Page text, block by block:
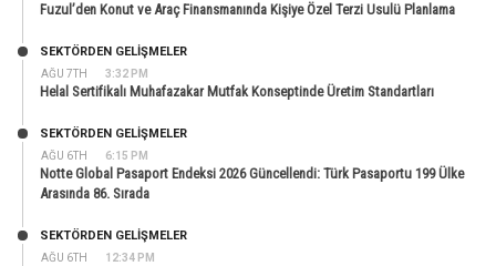
Fuzul’den Konut ve Araç Finansmanında Kişiye Özel Terzi Usulü Planlama
AĞU 7TH 3:32 PM
SEKTÖRDEN GELIŞMELER
Helal Sertifikalı Muhafazakar Mutfak Konseptinde Üretim Standartları
AĞU 6TH 6:15 PM
SEKTÖRDEN GELIŞMELER
Notte Global Pasaport Endeksi 2026 Güncellendi: Türk Pasaportu 199 Ülke
Arasında 86. Sırada
AĞU 6TH 12:34 PM
SEKTÖRDEN GELIŞMELER